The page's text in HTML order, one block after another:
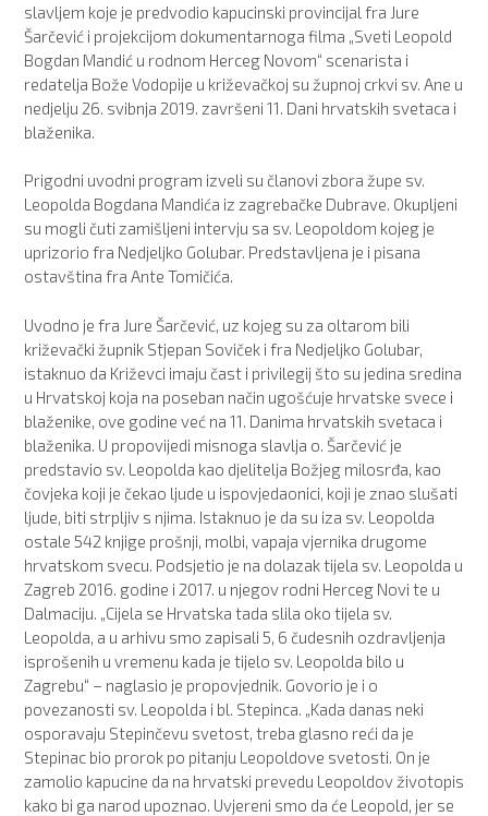
slavljem koje je predvodio kapucinski provincijal fra Jure
Šarčević i projekcijom dokumentarnoga filma „Sveti Leopold
Bogdan Mandić u rodnom Herceg Novom“ scenarista i
redatelja Bože Vodopije u križevačkoj su župnoj crkvi sv. Ane u
nedjelju 26. svibnja 2019. završeni 11. Dani hrvatskih svetaca i
blaženika.
Prigodni uvodni program izveli su članovi zbora župe sv.
Leopolda Bogdana Mandića iz zagrebačke Dubrave. Okupljeni
su mogli čuti zamišljeni intervju sa sv. Leopoldom kojeg je
uprizorio fra Nedjeljko Golubar. Predstavljena je i pisana
ostavština fra Ante Tomičića.
Uvodno je fra Jure Šarčević, uz kojeg su za oltarom bili
križevački župnik Stjepan Soviček i fra Nedjeljko Golubar,
istaknuo da Križevci imaju čast i privilegij što su jedina sredina
u Hrvatskoj koja na poseban način ugošćuje hrvatske svece i
blaženike, ove godine već na 11. Danima hrvatskih svetaca i
blaženika. U propovijedi misnoga slavlja o. Šarčević je
predstavio sv. Leopolda kao djelitelja Božjeg milosrđa, kao
čovjeka koji je čekao ljude u ispovjedaonici, koji je znao slušati
ljude, biti strpljiv s njima. Istaknuo je da su iza sv. Leopolda
ostale 542 knjige prošnji, molbi, vapaja vjernika drugome
hrvatskom svecu. Podsjetio je na dolazak tijela sv. Leopolda u
Zagreb 2016. godine i 2017. u njegov rodni Herceg Novi te u
Dalmaciju. „Cijela se Hrvatska tada slila oko tijela sv.
Leopolda, a u arhivu smo zapisali 5, 6 čudesnih ozdravljenja
isprošenih u vremenu kada je tijelo sv. Leopolda bilo u
Zagrebu“ – naglasio je propovjednik. Govorio je i o
povezanosti sv. Leopolda i bl. Stepinca. „Kada danas neki
osporavaju Stepinčevu svetost, treba glasno reći da je
Stepinac bio prorok po pitanju Leopoldove svetosti. On je
zamolio kapucine da na hrvatski prevedu Leopoldov životopis
kako bi ga narod upoznao. Uvjereni smo da će Leopold, jer se